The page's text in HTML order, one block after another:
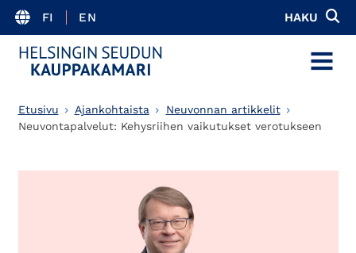
FI EN HAKU
MENU
Etusivu Ajankohtaista
Neuvonnan artikkelit
Neuvontapalvelut: Kehysriihen vaikutukset verotukseen